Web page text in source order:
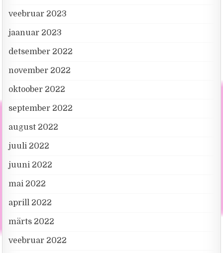
veebruar 2023
jaanuar 2023
detsember 2022
november 2022
oktoober 2022
september 2022
august 2022
juuli 2022
juuni 2022
mai 2022
aprill 2022
märts 2022
veebruar 2022